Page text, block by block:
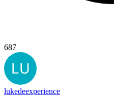
687
lukedeexperience